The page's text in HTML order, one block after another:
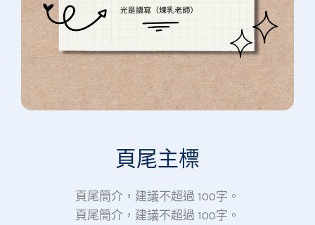
頁尾主標
頁尾簡介，建議不超過 100字。
頁尾簡介，建議不超過 100字。